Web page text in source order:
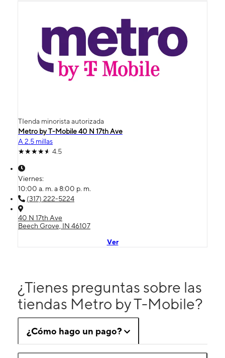
TIenda minorista autorizada
Metro by T-Mobile 40 N 17th Ave
A 2.5 millas
4.5
Viernes:
10:00 a. m. a 8:00 p. m.
(317) 222-5224
40 N 17th Ave
Beech Grove, IN 46107
Ver
¿Tienes preguntas sobre las
tiendas Metro by T-Mobile?
¿Cómo hago un pago?